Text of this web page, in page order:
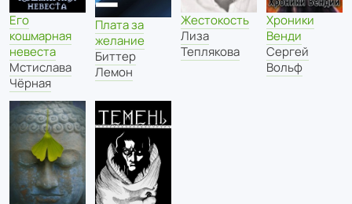
Его
кошмарная
невеста
Мстислава
Чёрная
Плата за
желание
Биттер
Лемон
Жестокость
Лиза
Теплякова
Хроники
Венди
Сергей
Вольф